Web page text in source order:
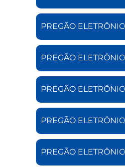
PREGÃO
PREGÃO
PREGÃO
PREGÃO
PREGÃO